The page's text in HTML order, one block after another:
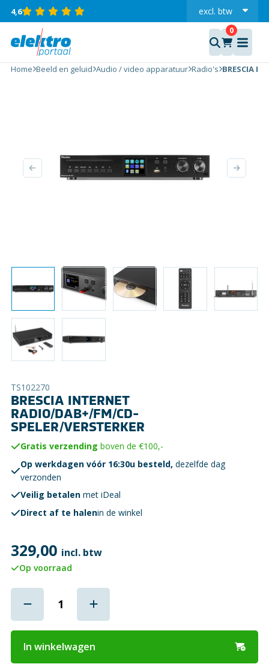
4,6 excl. btw
incl.
Home Beeld en geluid Audio / video apparatuur Radio's BRESCIA
TS102270
BRESCIA INTERNET
RADIO/DAB+/FM/CD-
SPELER/VERSTERKER
Gratis verzending boven de €100,-
Op werkdagen vóór 16:30u besteld, dezelfde dag
verzonden
Veilig betalen met iDeal
Direct af te halenin de winkel
329,00 incl. btw
Op voorraad
BRESCIA INTERNET
RADIO/DAB+/FM/CD-
In winkelwagen